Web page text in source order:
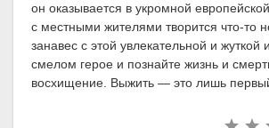
он оказывается в укромной
с местными жителями творится что-то
занавес с этой увлекательной и жуткой
смелом герое и познайте жизнь и
восхищение. Выжить — это лишь